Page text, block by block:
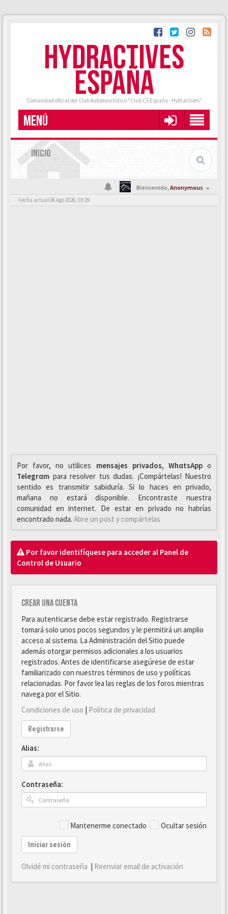
HYDRACTIVES
ESPAÑA
Comunidad oficial del Club Automovilístico "Club C5 España - Hydractives"
MENÚ
INICIO
Bienvenido,Anonymous
Fecha actual 06 Ago 2026, 03:29
Por favor, no utilices mensajes privados, WhαtsAppo
Telegrαm para resolver tus dudas. ¡Compártelas! Nuestro
sentido es transmitir sabiduría. Si lo haces en privado,
mañana no estará disponible. Encontraste nuestra
comunidad en internet. De estar en privado no habrías
encontrado nada. Abre un post y compártelas
Por favor identifíquese para acceder al Panel de
Control de Usuario
Crear una cuenta
Para autenticarse debe estar registrado. Registrarse
tomará solo unos pocos segundos y le permitirá un amplio
acceso al sistema. La Administración del Sitio puede
además otorgar permisos adicionales a los usuarios
registrados. Antes de identificarse asegúrese de estar
familiarizado con nuestros términos de uso y políticas
relacionadas. Por favor lea las reglas de los foros mientras
navega por el Sitio.
Condiciones de uso | Política de privacidad
Registrarse
Alias:
Contraseña:
Mantenerme conectado Ocultar sesión
Iniciar sesión
Olvidé mi contraseña | Reenviar email de activación